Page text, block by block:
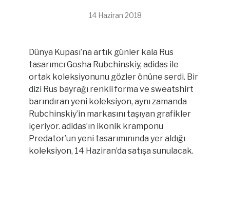
14 Haziran 2018
Dünya Kupası’na artık günler kala Rus
tasarımcı Gosha Rubchinskiy, adidas ile
ortak koleksiyonunu gözler önüne serdi. Bir
dizi Rus bayrağı renkli forma ve sweatshirt
barındıran yeni koleksiyon, aynı zamanda
Rubchinskiy’in markasını taşıyan grafikler
içeriyor. adidas’ın ikonik kramponu
Predator’un yeni tasarımınında yer aldığı
koleksiyon, 14 Haziran’da satışa sunulacak.